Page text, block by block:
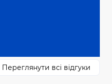
Переглянути всі відгуки